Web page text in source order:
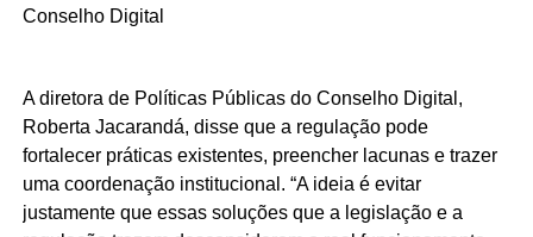
Conselho Digital
A diretora de Políticas Públicas do Conselho Digital,
Roberta Jacarandá, disse que a regulação pode
fortalecer práticas existentes, preencher lacunas e trazer
uma coordenação institucional. “A ideia é evitar
justamente que essas soluções que a legislação e a